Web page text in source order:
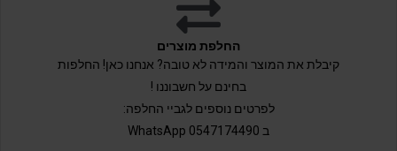
החלפת מוצרים
קיבלת את המוצר והמידה לא טובה? אנחנו כאן! החלפות
בחינם על חשבוננו !
לפרטים נוספים לגביי החלפה:
ב 0547174490 WhatsApp